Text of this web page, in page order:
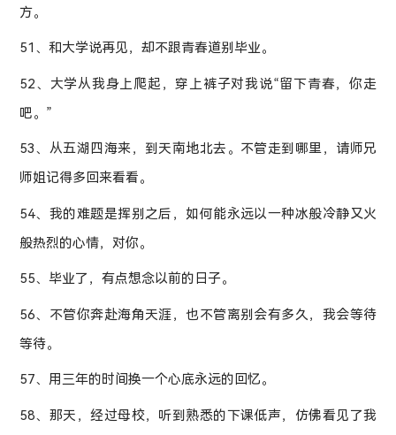
方。
51、和大学说再见，却不跟青春道别毕业。
52、大学从我身上爬起，穿上裤子对我说“留下青春，你走
吧。”
53、从五湖四海来，到天南地北去。不管走到哪里，请师兄
师姐记得多回来看看。
54、我的难题是挥别之后，如何能永远以一种冰般冷静又火
般热烈的心情，对你。
55、毕业了，有点想念以前的日子。
56、不管你奔赴海角天涯，也不管离别会有多久，我会等待
等待。
57、用三年的时间换一个心底永远的回忆。
58、那天，经过母校，听到熟悉的下课低声，仿佛看见了我